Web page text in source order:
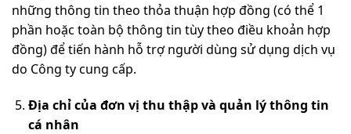
những thông tin theo thỏa thuận hợp đồng (có thể 1
phần hoặc toàn bộ thông tin tùy theo điều khoản hợp
đồng) để tiến hành hỗ trợ người dùng sử dụng dịch vụ
do Công ty cung cấp.
Địa chỉ của đơn vị thu thập và quản lý thông tin
cá nhân